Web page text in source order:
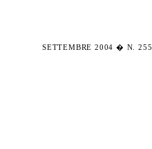
SETTEMBRE 2004 � N. 255